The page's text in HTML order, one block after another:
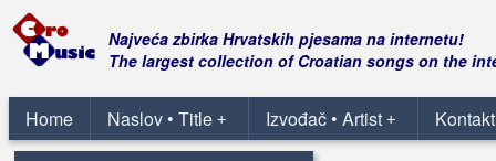
Najveća zbirka Hrvatskih pjesama na internetu!
The largest collection of Croatian songs on the
Home +
Naslov • Title +
Izvođač • Artist
Sinjski vitezovi
Sreo sam te jedne jeseni
Sve mi je ravno do mora
Sve se grane povile